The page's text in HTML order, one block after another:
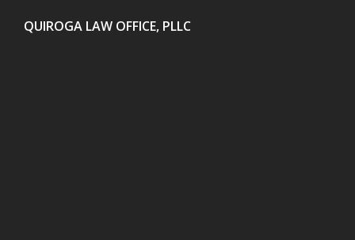
QUIROGA LAW OFFICE, PLLC